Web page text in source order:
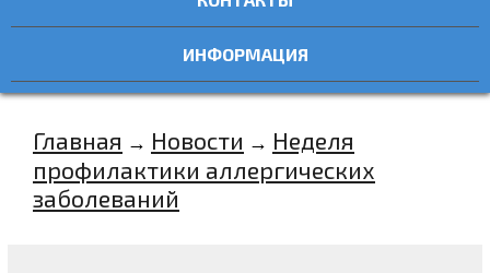
ИНФОРМАЦИЯ
Главная → Новости → Неделя
профилактики аллергических
заболеваний